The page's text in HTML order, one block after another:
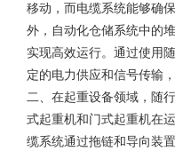
移动，而电缆系统能够确
外，自动化仓储系统中的
实现高效运行。通过使用
定的电力供应和信号传输
二、在起重设备领域，随
式起重机和门式起重机在
缆系统通过拖链和导向装